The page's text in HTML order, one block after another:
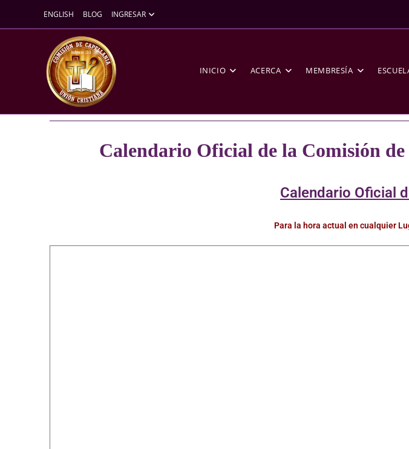
ENGLISH BLOG INGRESAR
INICIO ACERCA MEMBRESÍA
Calendario Oficial de la Comisión
Calendario Oficial
Para la hora actual en cualquier